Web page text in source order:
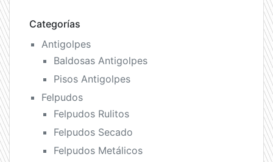
Categorías
Antigolpes
Baldosas Antigolpes
Pisos Antigolpes
Felpudos
Felpudos Rulitos
Felpudos Secado
Felpudos Metálicos